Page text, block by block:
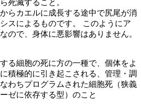
死滅すること。
らカエルに成長する途中で尻尾が消
スによるものです。 このようにア
ので、身体に悪影響はありません。
る細胞の死に方の一種で、個体をよ
積極的に引き起こされる、管理・調
わちプログラムされた細胞死（狭義
ゼに依存する型）のこと